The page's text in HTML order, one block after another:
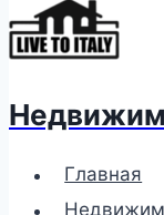
Главная